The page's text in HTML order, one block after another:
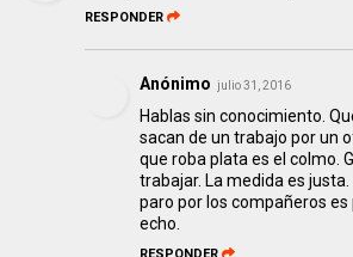
RESPONDER
Anónimo julio 31, 2016
Hablas sin conocimiento.
sacan de un trabajo por un
que roba plata es el colmo.
trabajar. La medida es
paro por los compañeros
echo.
RESPONDER